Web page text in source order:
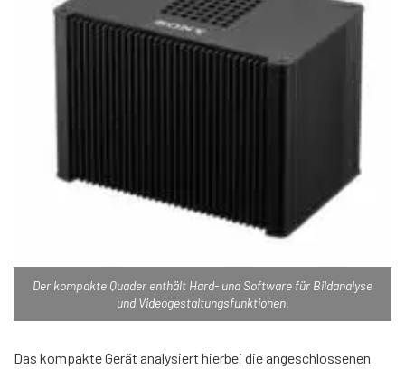
Der kompakte Quader enthält Hard- und Software für Bildanalyse
und Videogestaltungsfunktionen.
Das kompakte Gerät analysiert hierbei die angeschlossenen